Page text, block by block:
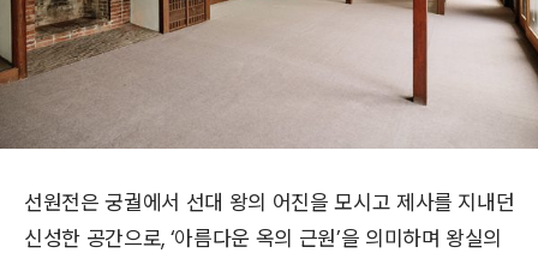
선원전은 궁궐에서 선대 왕의 어진을 모시고 제사를 지내던
신성한 공간으로, ‘아름다운 옥의 근원’을 의미하며 왕실의